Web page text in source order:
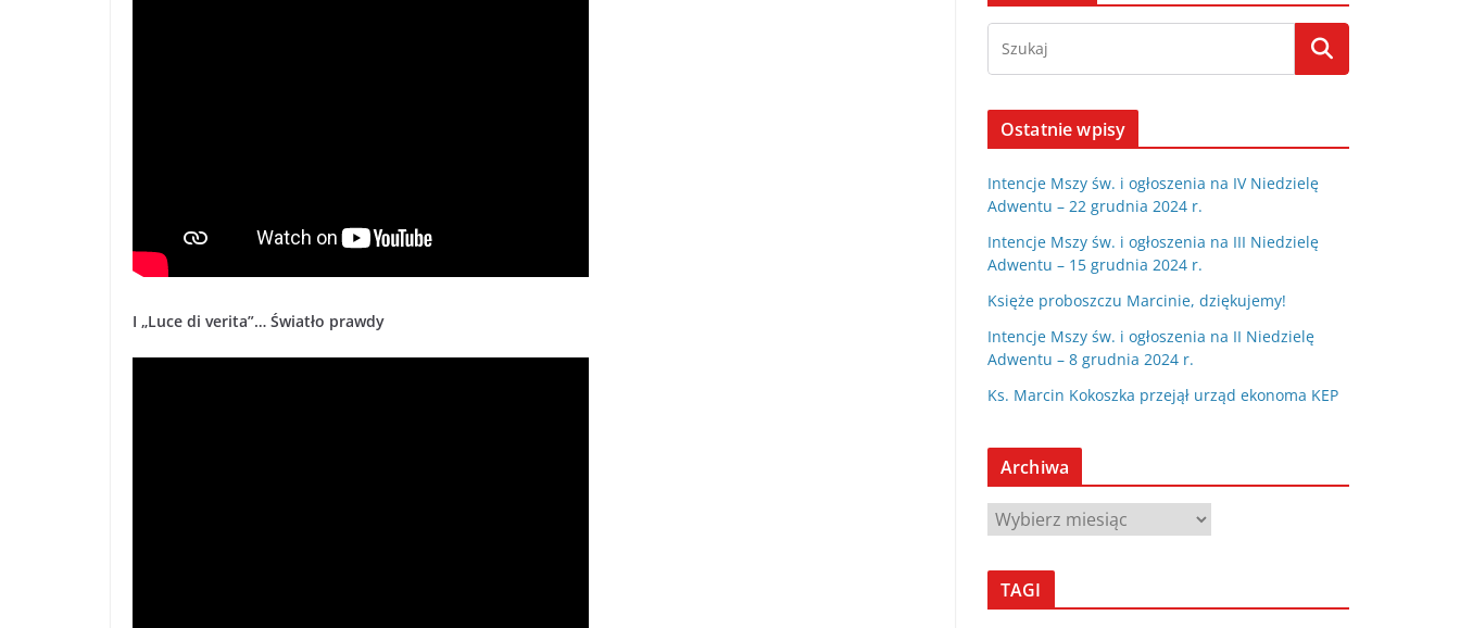
I „Luce di verita”… Światło prawdy
Ostatnie wpisy
Intencje Mszy św. i ogłoszenia na IV Niedzielę
Adwentu – 22 grudnia 2024 r.
Intencje Mszy św. i ogłoszenia na III Niedzielę
Adwentu – 15 grudnia 2024 r.
Księże proboszczu Marcinie, dziękujemy!
Intencje Mszy św. i ogłoszenia na II Niedzielę
Adwentu – 8 grudnia 2024 r.
Ks. Marcin Kokoszka przejął urząd ekonoma KEP
Archiwa
A
r
c
TAGI